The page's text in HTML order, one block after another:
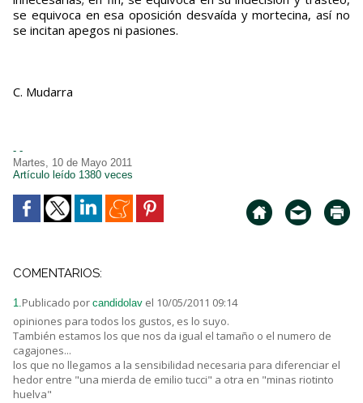
se equivoca en esa oposición desvaída y mortecina, así no
se incitan apegos ni pasiones.
C. Mudarra
- -
Martes, 10 de Mayo 2011
Artículo leído 1380 veces
COMENTARIOS:
1.Publicado por candidolav el 10/05/2011 09:14
opiniones para todos los gustos, es lo suyo.
También estamos los que nos da igual el tamaño o el numero de
cagajones...
los que no llegamos a la sensibilidad necesaria para diferenciar el
hedor entre "una mierda de emilio tucci" a otra en "minas riotinto
huelva"